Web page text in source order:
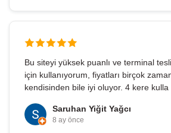
Bu siteyi yüksek puanlı ve terminal
için kullanıyorum, fiyatları birçok
kendisinden bile iyi oluyor. 4 kere kulla
Saruhan Yiğit Yağcı
8 ay önce